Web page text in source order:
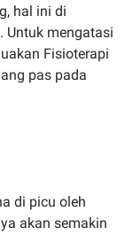
hal ini di
Untuk mengatasi
Fisioterapi
pas pada
di picu oleh
akan semakin